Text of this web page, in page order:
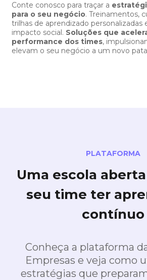
Conte conosco para traçar a
para o seu negócio. Treinamentos,
trilhas de aprendizado personalizadas
impacto social. Soluções que
performance dos times,
elevam o seu negócio a um novo
PLATAFORMA
Uma escola
seu time ter
contínuo
Conheça a plataforma
Empresas e veja como
estratégias que